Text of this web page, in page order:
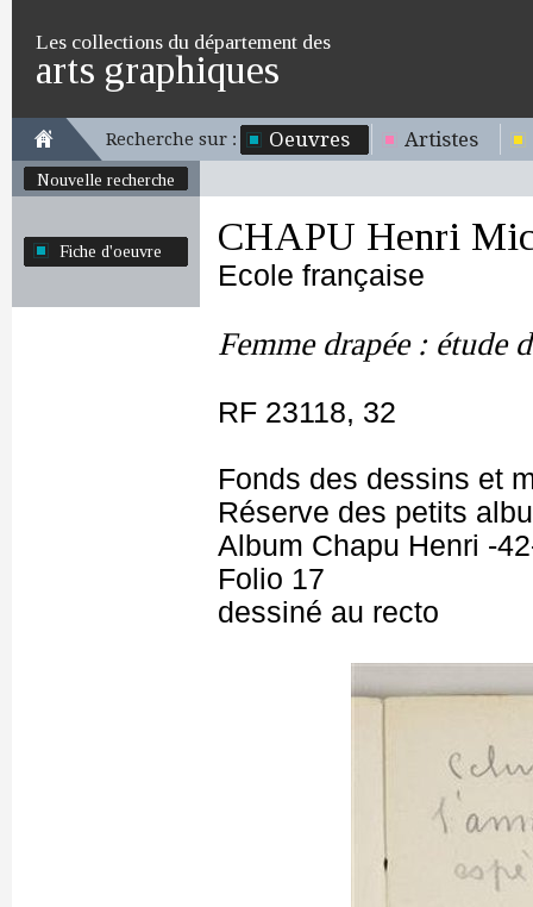
Les collections du département des
arts graphiques
Recherche sur : Oeuvres Artistes
Nouvelle recherche
Fiche d'oeuvre CHAPU Henri
Ecole française
Femme drapée : étude
RF 23118, 32
Fonds des dessins et
Réserve des petits
Album Chapu Henri -
Folio 17
dessiné au recto